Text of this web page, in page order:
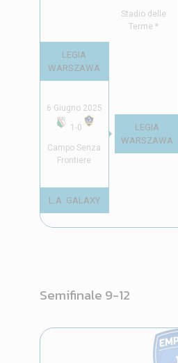
Stadio delle
Terme *
LEGIA
WARSZAWA
6 Giugno 2025
1 -0
Campo Senza
Frontiere
LEGIA
WARSZAWA
L.A. GALAXY
Semifinale 9-12